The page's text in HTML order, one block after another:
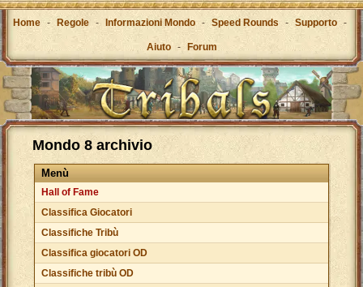
Home - Regole - Informazioni Mondo - Speed Rounds - Supporto -
Aiuto - Forum
Mondo 8 archivio
Menù
Hall of Fame
Classifica Giocatori
Classifiche Tribù
Classifica giocatori OD
Classifiche tribù OD